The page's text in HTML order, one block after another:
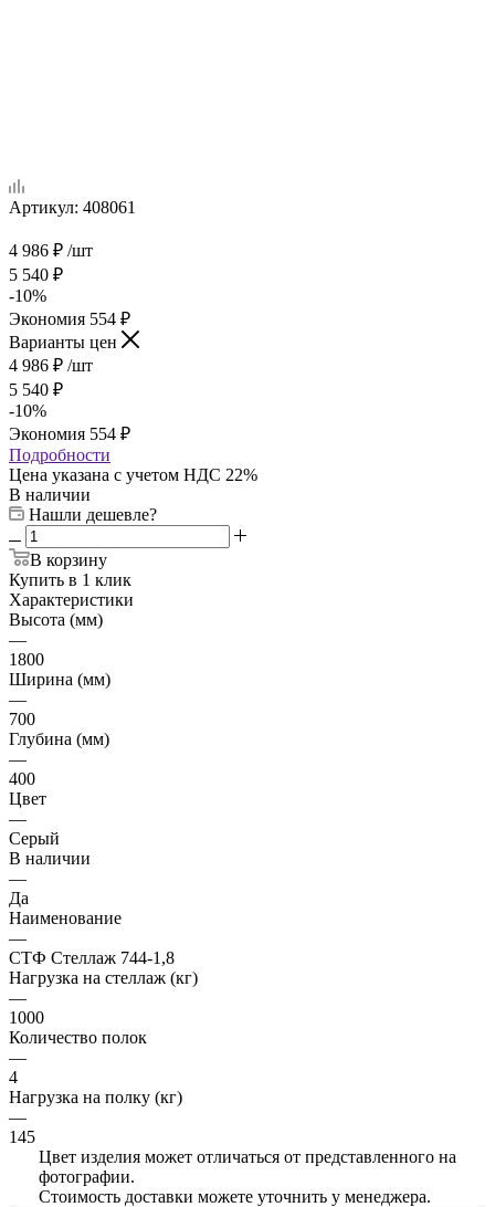
Артикул: 408061
4 986 ₽ /шт
5 540 ₽
-10%
Экономия 554 ₽
Варианты цен
4 986 ₽ /шт
5 540 ₽
-10%
Экономия 554 ₽
Подробности
Цена указана с учетом НДС 22%
В наличии
Нашли дешевле?
В корзину
Купить в 1 клик
Характеристики
Высота (мм)
—
1800
Ширина (мм)
—
700
Глубина (мм)
—
400
Цвет
—
Серый
В наличии
—
Да
Наименование
—
СТФ Стеллаж 744-1,8
Нагрузка на стеллаж (кг)
—
1000
Количество полок
—
4
Нагрузка на полку (кг)
—
145
Цвет изделия может отличаться от представленного на
фотографии.
Стоимость доставки можете уточнить у менеджера.